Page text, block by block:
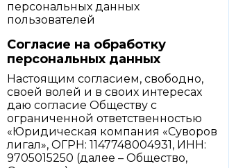
Согласие на обработку
персональных данных
Настоящим согласием, свободно,
своей волей и в своих интересах
даю согласие Обществу с
ограниченной ответственностью
«Юридическая компания «Суворов
лигал», ОГРН: 1147748004931, ИНН:
9705015250 (далее – Общество,